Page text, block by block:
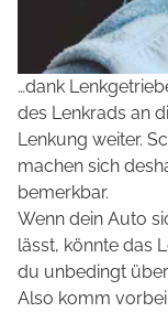
…dank
des Lenkrads an
Lenkung weiter.
machen sich
bemerkbar.
Wenn dein Auto
lässt, könnte das
du unbedingt
Also komm